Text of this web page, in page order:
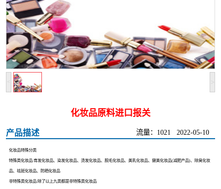
< >
化妆品原料进口报关
产品描述 2022-05-10
流量：1021
化妆品特殊分类
特殊类化妆品:育发化妆品、染发化妆品、烫发化妆品、脱毛化妆品、美乳化妆品、健美化妆品(减肥产品)、除臭化妆
品、祛斑化妆品、防晒化妆品
非特殊类化妆品:除了以上九类都是非特殊类化妆品